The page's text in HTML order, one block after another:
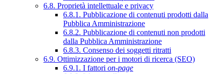
6.8. Proprietà intellettuale e privacy
6.8.1. Pubblicazione di contenuti prodotti dalla
Pubblica Amministrazione
6.8.2. Pubblicazione di contenuti non prodotti
dalla Pubblica Amministrazione
6.8.3. Consenso dei soggetti ritratti
6.9. Ottimizzazione per i motori di ricerca (SEO)
6.9.1. I fattori on-page